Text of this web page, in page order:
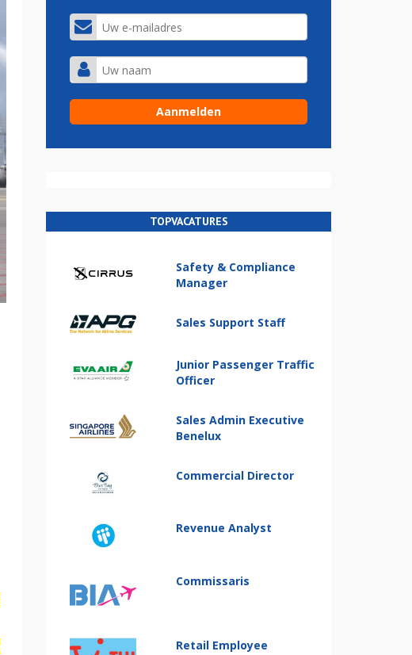
TOPVACATURES
Safety & Compliance
Manager
Sales Support Staff
Junior Passenger Traffic
Officer
Sales Admin Executive
Benelux
Commercial Director
Revenue Analyst
Commissaris
Retail Employee